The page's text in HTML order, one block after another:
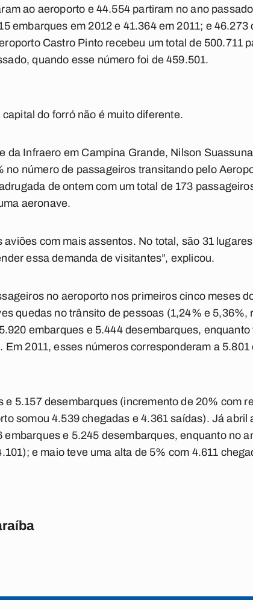
ao aeroporto e 44.554 partiram no ano
embarques em 2012 e 41.364 em 2011; e
Castro Pinto recebeu um total de 500.711
quando esse número foi de 459.501.
do forró não é muito diferente.
da Infraero em Campina Grande, Nilson
no número de passageiros transitando pelo
de ontem com um total de 173
aeronave.
com mais assentos. No total, são 31
essa demanda de visitantes”, explicou.
no aeroporto nos primeiros cinco meses
quedas no trânsito de pessoas (1,24% e 5,36%,
embarques e 5.444 desembarques,
Em 2011, esses números corresponderam a
e 5.157 desembarques (incremento de 20% com
somou 4.539 chegadas e 4.361 saídas). Já
embarques e 5.245 desembarques, enquanto no
e maio teve uma alta de 5% com 4.611